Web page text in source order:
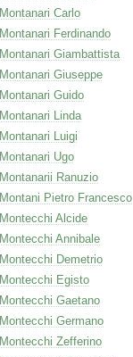
Montanari Carlo
Montanari Ferdinando
Montanari Giambattista
Montanari Giuseppe
Montanari Guido
Montanari Linda
Montanari Luigi
Montanari Ugo
Montanarii Ranuzio
Montani Pietro Francesco
Montecchi Alcide
Montecchi Annibale
Montecchi Demetrio
Montecchi Egisto
Montecchi Gaetano
Montecchi Germano
Montecchi Zefferino